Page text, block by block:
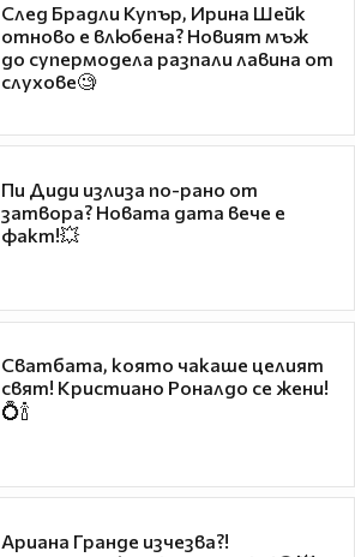
След Брадли Купър, Ирина Шейк
отново е влюбена? Новият мъж
до супермодела разпали лавина от
слухове🧐
Пи Диди излиза по-рано от
затвора? Новата дата вече е
факт!💥
Сватбата, която чакаше целият
свят! Кристиано Роналдо се жени!
💍🍾
Ариана Гранде изчезва?!